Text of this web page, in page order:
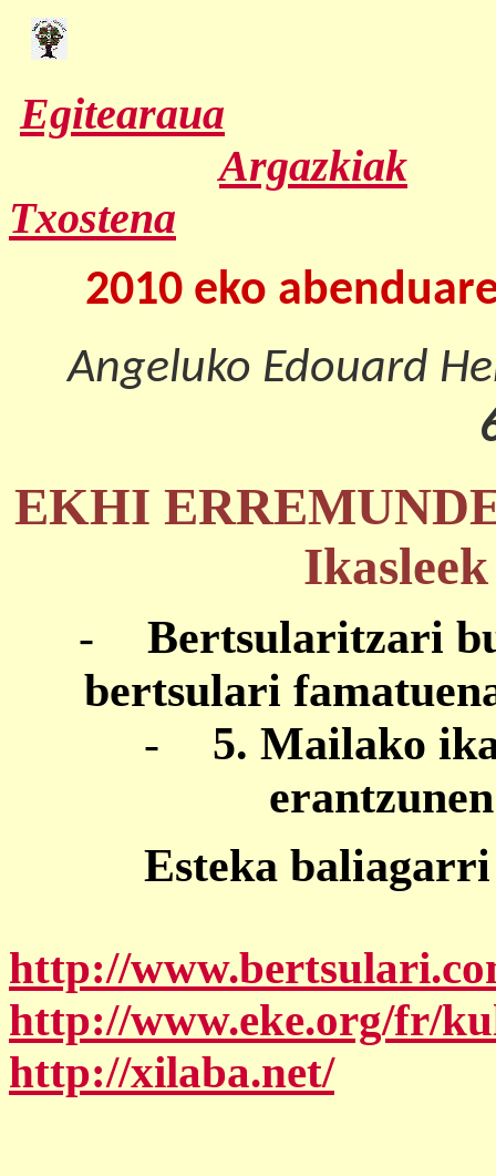
Egitearaua
Argazkiak
Txostena
2010 eko
Angeluko Edouard
EKHI
-
Bertsularitzari
bertsulari
-
5. Mailako
Esteka
http://
http://www.eke.org/fr/
http://xilaba.net/